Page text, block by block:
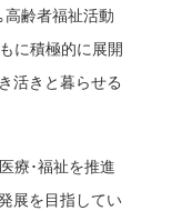
高齢者福祉活動
に積極的に展開
活きと暮らせる
療･福祉を推進
展を目指してい